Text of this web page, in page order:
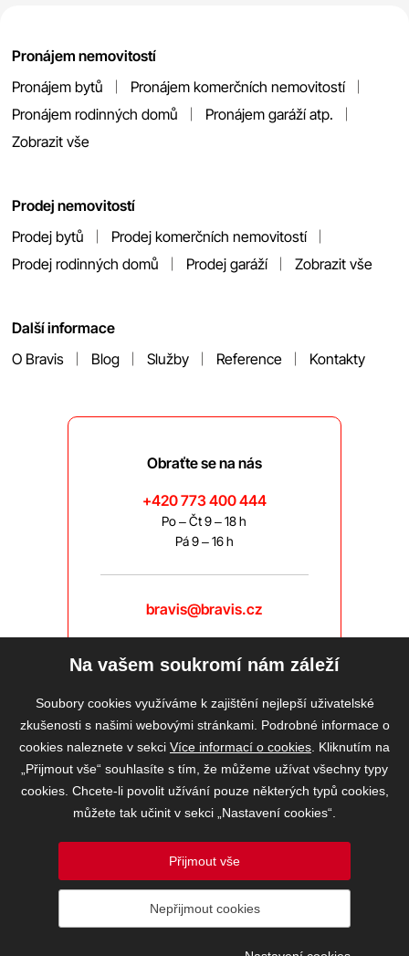
Pronájem nemovitostí
Pronájem bytů
Pronájem komerčních nemovitostí
Pronájem rodinných domů
Pronájem garáží atp.
Zobrazit vše
Prodej nemovitostí
Prodej bytů
Prodej komerčních nemovitostí
Prodej rodinných domů
Prodej garáží Zobrazit vše
Další informace
O Bravis
Blog Služby Reference Kontakty
Obraťte se na nás
+420 773 400 444
Po – Čt 9 – 18 h
Pá 9 – 16 h
bravis@bravis.cz
Informace o ochraně osobních údajů
Nastavení cookies
Na vašem soukromí nám záleží
Soubory cookies využíváme k zajištění nejlepší uživatelské
zkušenosti s našimi webovými stránkami. Podrobné informace o
cookies naleznete v sekci Více informací o cookies . Kliknutím na
„Přijmout vše“ souhlasíte s tím, že můžeme užívat všechny typy
cookies. Chcete-li povolit užívání pouze některých typů cookies,
můžete tak učinit v sekci „Nastavení cookies“.
Přijmout vše
Nepřijmout cookies